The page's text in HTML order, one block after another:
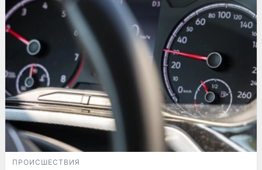
ПРОИСШЕСТВИЯ